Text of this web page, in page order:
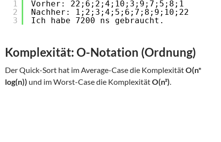
1
2
3
Vorher: 22;6;2;4;10;3;9;7;5;8;1
Nachher: 1;2;3;4;5;6;7;8;9;10;22
Ich habe 7200 ns gebraucht.
Komplexität: O-Notation (Ordnung)
Der Quick-Sort hat im Average-Case die KomplexitätO(n*
log(n)) und im Worst-Case die KomplexitätO(n²).